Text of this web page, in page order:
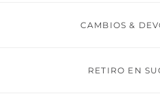
CAMBIOS &
RETIRO EN